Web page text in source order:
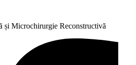
și Microchirurgie Reconstructivă